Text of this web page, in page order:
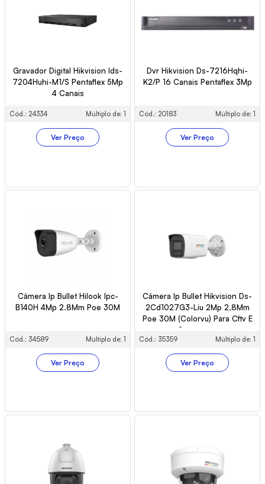
Gravador Digital Hikvision Ids-
7204Huhi-M1/S Pentaflex 5Mp
4 Canais
Cód.: 24334 Múltiplo de: 1
Ver Preço
Dvr Hikvision Ds-7216Hqhi-
K2/P 16 Canais Pentaflex 3Mp
Cód.: 20183 Múltiplo de: 1
Ver Preço
Câmera Ip Bullet Hilook Ipc-
B140H 4Mp 2.8Mm Poe 30M
Cód.: 34589 Múltiplo de: 1
Ver Preço
Câmera Ip Bullet Hikvision Ds-
2Cd1027G3-Liu 2Mp 2,8Mm
Poe 30M (Colorvu) Para Cftv E
Segurança
Cód.: 35359 Múltiplo de: 1
Ver Preço